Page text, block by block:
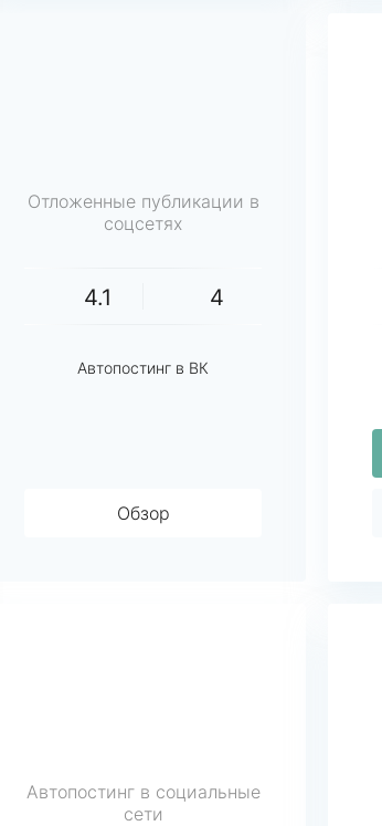
Отложенные публикации в
соцсетях
4.1 4
Автопостинг в ВК
Обзор
Автопостинг в социальные
сети